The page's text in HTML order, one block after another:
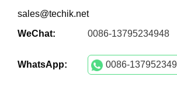
sales@techik.net
WeChat:
0086-13795234948
WhatsApp: 0086-